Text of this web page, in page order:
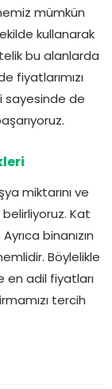
mümkün
kullanarak
bu alanlarda
fiyatlarımızı
sayesinde de
miktarını ve
Kat
binanızın
Böylelikle
adil fiyatları
tercih